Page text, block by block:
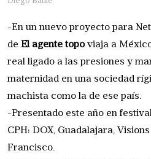
-En un nuevo proyecto para
de El agente topoviaja a
real ligado a las presiones y
maternidad en una sociedad
machista como la de ese país.
-Presentado este año en
CPH: DOX, Guadalajara,
Francisco.